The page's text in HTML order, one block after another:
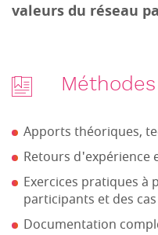
valeurs du réseau
Apports théoriques,
Retours d'expérience
Exercices pratiques à
participants et des
Documentation